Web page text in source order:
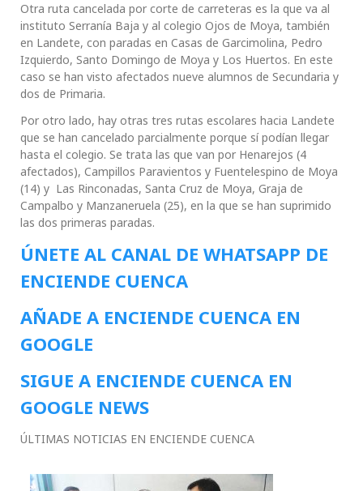
Otra ruta cancelada por corte de carreteras es la que va al
instituto Serranía Baja y al colegio Ojos de Moya, también
en Landete, con paradas en Casas de Garcimolina, Pedro
Izquierdo, Santo Domingo de Moya y Los Huertos. En este
caso se han visto afectados nueve alumnos de Secundaria y
dos de Primaria.
Por otro lado, hay otras tres rutas escolares hacia Landete
que se han cancelado parcialmente porque sí podían llegar
hasta el colegio. Se trata las que van por Henarejos (4
afectados), Campillos Paravientos y Fuentelespino de Moya
(14) y Las Rinconadas, Santa Cruz de Moya, Graja de
Campalbo y Manzaneruela (25), en la que se han suprimido
las dos primeras paradas.
ÚNETE AL CANAL DE WHATSAPP DE
ENCIENDE CUENCA
AÑADE A ENCIENDE CUENCA EN
GOOGLE
SIGUE A ENCIENDE CUENCA EN
GOOGLE NEWS
ÚLTIMAS NOTICIAS EN ENCIENDE CUENCA